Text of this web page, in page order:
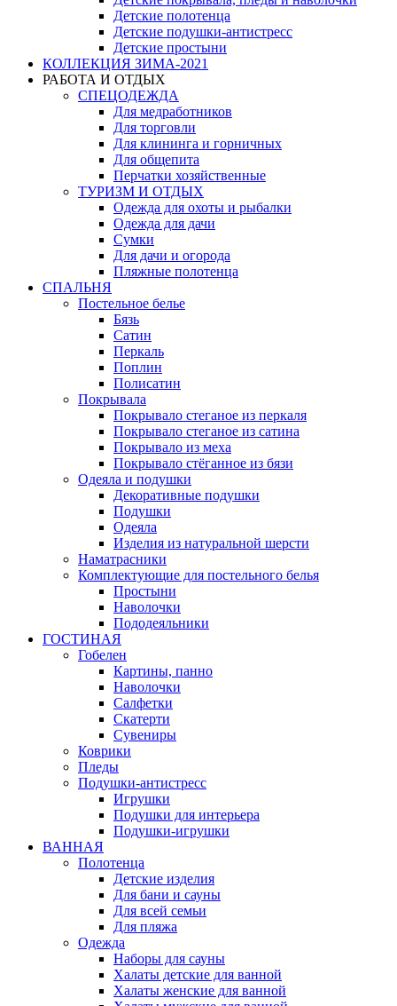
Детские полотенца
Детские подушки-антистресс
Детские простыни
КОЛЛЕКЦИЯ ЗИМА-2021
РАБОТА И ОТДЫХ
СПЕЦОДЕЖДА
Для медработников
Для торговли
Для клининга и горничных
Для общепита
Перчатки хозяйственные
ТУРИЗМ И ОТДЫХ
Одежда для охоты и рыбалки
Одежда для дачи
Сумки
Для дачи и огорода
Пляжные полотенца
СПАЛЬНЯ
Постельное белье
Бязь
Сатин
Перкаль
Поплин
Полисатин
Покрывала
Покрывало стеганое из перкаля
Покрывало стеганое из сатина
Покрывало из меха
Покрывало стёганное из бязи
Одеяла и подушки
Декоративные подушки
Подушки
Одеяла
Изделия из натуральной шерсти
Наматраcники
Комплектующие для постельного белья
Простыни
Наволочки
Пододеяльники
ГОСТИНАЯ
Гобелен
Картины, панно
Наволочки
Салфетки
Скатерти
Сувениры
Коврики
Пледы
Подушки-антистресс
Игрушки
Подушки для интерьера
Подушки-игрушки
ВАННАЯ
Полотенца
Детские изделия
Для бани и сауны
Для всей семьи
Для пляжа
Одежда
Наборы для сауны
Халаты детские для ванной
Халаты женские для ванной